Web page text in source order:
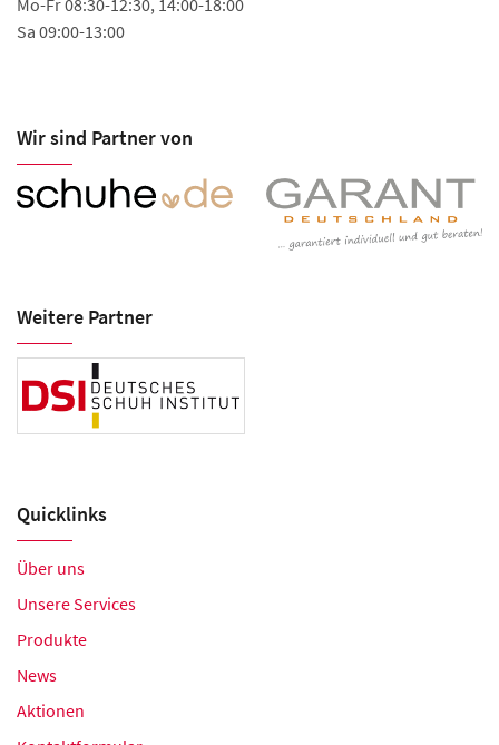
Sa 09:00-13:00
Wir sind Partner von
Weitere Partner
Quicklinks
Über uns
Unsere Services
Produkte
News
Aktionen